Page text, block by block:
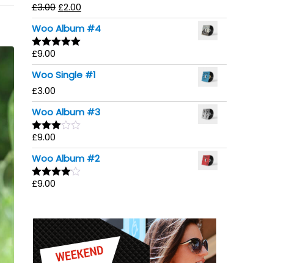
Rated
4.00out
of 5
£3.00£2.00
Woo Album #4
Rated
out of 5
£9.00
Woo Single #1
£3.00
Woo Album #3
Rated
3.00
out of
5
£9.00
Woo Album #2
Rated
£9.00